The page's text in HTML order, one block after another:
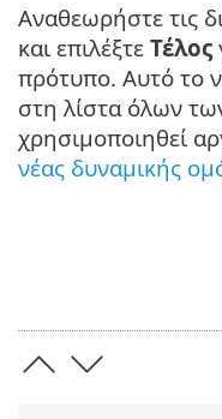
Αναθεωρήστε τις
και επιλέξτε Τέλος
πρότυπο. Αυτό το
στη λίστα όλων
χρησιμοποιηθεί
νέας δυναμικής